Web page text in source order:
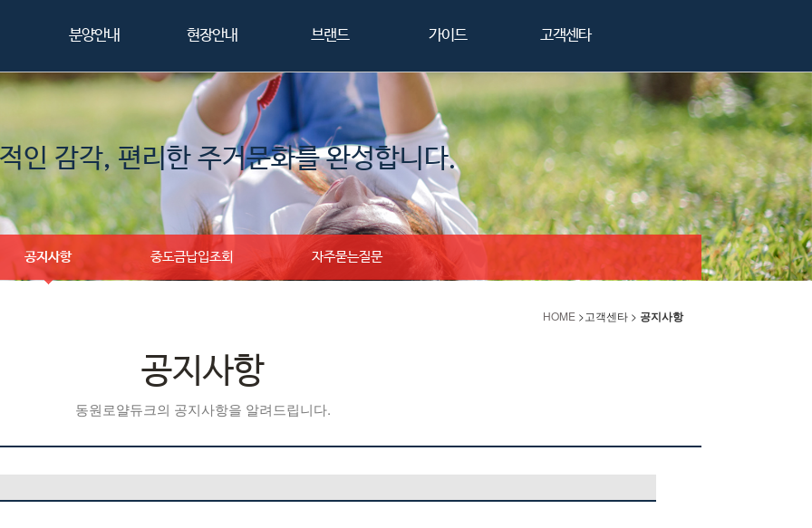
분양안내 현장안내 브랜드 가이드 고객센타
인 감각, 편리한 주거문화를 완성합니다.
공지사항 중도금납입조회 자주묻는질문
HOME >고객센타 > 공지사항
공지사항
동원로얄듀크의 공지사항을 알려드립니다.